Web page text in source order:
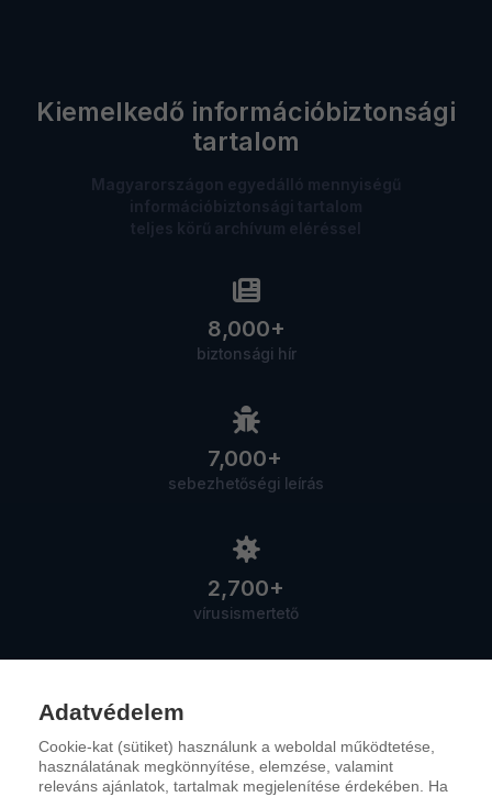
Kiemelkedő információbiztonsági
tartalom
8,000+
biztonsági hír
7,000+
sebezhetőségi leírás
2,700+
vírusismertető
Szolgáltatások
Adatvédelem
Cookie-kat (sütiket) használunk a weboldal működtetése,
használatának megkönnyítése, elemzése, valamint
releváns ajánlatok, tartalmak megjelenítése érdekében. Ha